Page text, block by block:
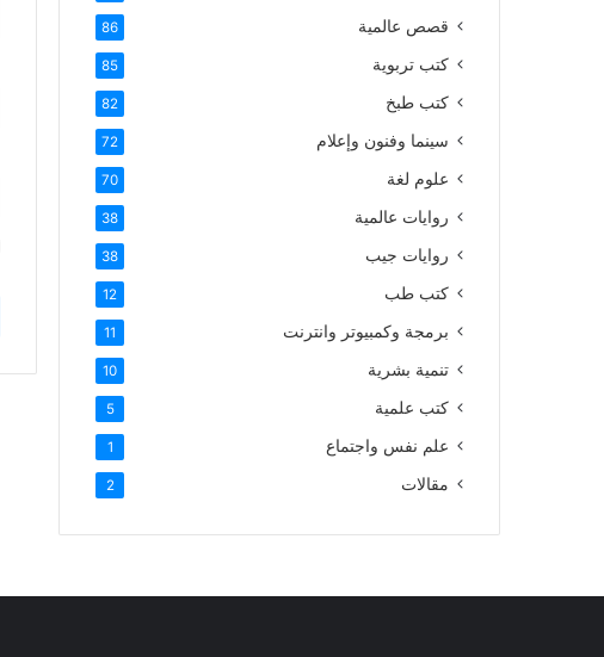
قصص عالمية 86
كتب تربوية 85
كتب طبخ 82
سينما وفنون وإعلام 72
علوم لغة 70
روايات عالمية 38
روايات جيب 38
كتب طب 12
برمجة وكمبيوتر وانترنت 11
تنمية بشرية 10
كتب علمية 5
علم نفس واجتماع 1
مقالات 2